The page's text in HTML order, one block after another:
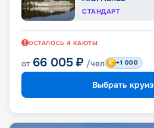
СТАНДАРТ
ОСТАЛОСЬ 4 КАЮТЫ
от 66 005 ₽ /чел +1 000
Выбрать круиз